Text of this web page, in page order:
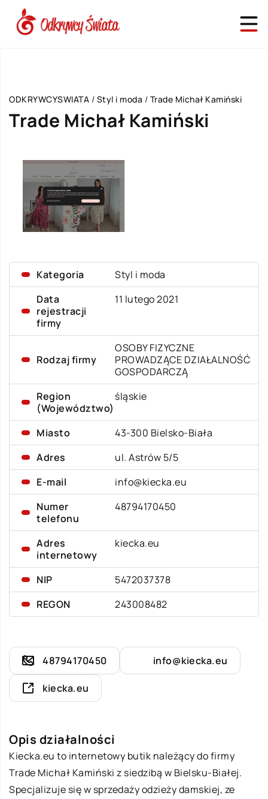
ODKRYWCYSWIATA / Styl i moda / Trade Michał Kamiński
Trade Michał Kamiński
Kategoria
Styl i moda
Data
rejestracji
firmy
11 lutego 2021
Rodzaj firmy
OSOBY FIZYCZNE
PROWADZĄCE DZIAŁALNOŚĆ
GOSPODARCZĄ
Region
(Województwo)
śląskie
Miasto
43-300 Bielsko-Biała
Adres
ul. Astrów 5/5
E-mail
info@kiecka.eu
Numer
telefonu
48794170450
Adres
internetowy
kiecka.eu
NIP
5472037378
REGON
243008482
48794170450 info@kiecka.eu
kiecka.eu
Opis działalności
Kiecka.eu to internetowy butik należący do firmy
Trade Michał Kamiński z siedzibą w Bielsku-Białej.
Specjalizuje się w sprzedaży odzieży damskiej, ze